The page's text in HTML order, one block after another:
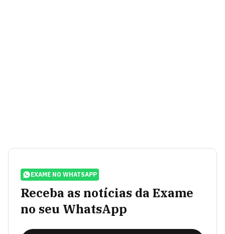
EXAME NO WHATSAPP
Receba as notícias da Exame
no seu WhatsApp